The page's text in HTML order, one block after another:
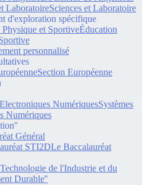
Sciences et Laboratoire
d'exploration spécifique
Éducation
personnalisé
Section Européenne
Systèmes
Numériques
Général
Le Baccalauréat
de l'Industrie et du
Durable''